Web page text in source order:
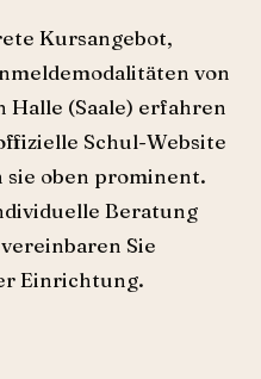
Kursangebot,
von
Halle (Saale) erfahren
Schul-Website
oben prominent.
Beratung
Sie
Einrichtung.